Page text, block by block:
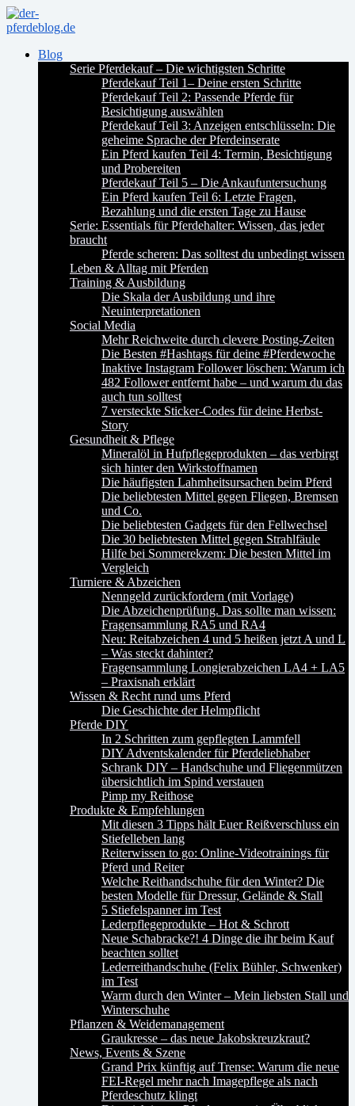
Blog
Serie Pferdekauf – Die wichtigsten Schritte
Pferdekauf Teil 1– Deine ersten Schritte
Pferdekauf Teil 2: Passende Pferde für
Besichtigung auswählen
Pferdekauf Teil 3: Anzeigen entschlüsseln: Die
geheime Sprache der Pferdeinserate
Ein Pferd kaufen Teil 4: Termin, Besichtigung
und Probereiten
Pferdekauf Teil 5 – Die Ankaufuntersuchung
Ein Pferd kaufen Teil 6: Letzte Fragen,
Bezahlung und die ersten Tage zu Hause
Serie: Essentials für Pferdehalter: Wissen, das jeder
braucht
Pferde scheren: Das solltest du unbedingt wissen
Leben & Alltag mit Pferden
Training & Ausbildung
Die Skala der Ausbildung und ihre
Neuinterpretationen
Social Media
Mehr Reichweite durch clevere Posting-Zeiten
Die Besten #Hashtags für deine #Pferdewoche
Inaktive Instagram Follower löschen: Warum ich
482 Follower entfernt habe – und warum du das
auch tun solltest
7 versteckte Sticker-Codes für deine Herbst-
Story
Gesundheit & Pflege
Mineralöl in Hufpflegeprodukten – das verbirgt
sich hinter den Wirkstoffnamen
Die häufigsten Lahmheitsursachen beim Pferd
Die beliebtesten Mittel gegen Fliegen, Bremsen
und Co.
Die beliebtesten Gadgets für den Fellwechsel
Die 30 beliebtesten Mittel gegen Strahlfäule
Hilfe bei Sommerekzem: Die besten Mittel im
Vergleich
Turniere & Abzeichen
Nenngeld zurückfordern (mit Vorlage)
Die Abzeichenprüfung. Das sollte man wissen:
Fragensammlung RA5 und RA4
Neu: Reitabzeichen 4 und 5 heißen jetzt A und L
– Was steckt dahinter?
Fragensammlung Longierabzeichen LA4 + LA5
– Praxisnah erklärt
Wissen & Recht rund ums Pferd
Die Geschichte der Helmpflicht
Pferde DIY
In 2 Schritten zum gepflegten Lammfell
DIY Adventskalender für Pferdeliebhaber
Schrank DIY – Handschuhe und Fliegenmützen
übersichtlich im Spind verstauen
Pimp my Reithose
Produkte & Empfehlungen
Mit diesen 3 Tipps hält Euer Reißverschluss ein
Stiefelleben lang
Reiterwissen to go: Online-Videotrainings für
Pferd und Reiter
Welche Reithandschuhe für den Winter? Die
besten Modelle für Dressur, Gelände & Stall
5 Stiefelspanner im Test
Lederpflegeprodukte – Hot & Schrott
Neue Schabracke?! 4 Dinge die ihr beim Kauf
beachten solltet
Lederreithandschuhe (Felix Bühler, Schwenker)
im Test
Warm durch den Winter – Mein liebsten Stall und
Winterschuhe
Pflanzen & Weidemanagement
Graukresse – das neue Jakobskreuzkraut?
News, Events & Szene
Grand Prix künftig auf Trense: Warum die neue
FEI-Regel mehr nach Imagepflege als nach
Pferdeschutz klingt